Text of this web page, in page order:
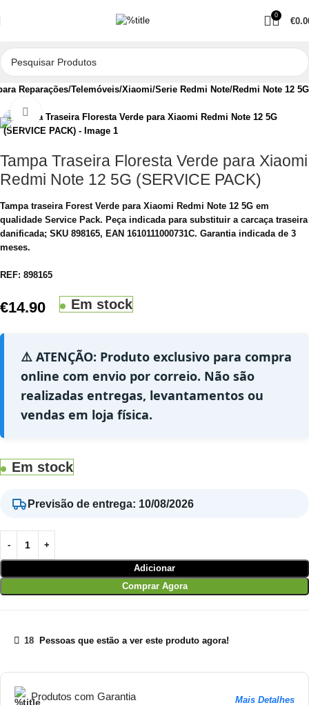
0
€
Reparações Telemóveis Xiaomi Serie Redmi Note Redmi Note 12 5G
Clique para aumentar
Tampa Traseira Floresta Verde para Xiaomi
Redmi Note 12 5G (SERVICE PACK)
Tampa traseira Forest Verde para Xiaomi Redmi Note 12 5G em
qualidade Service Pack. Peça indicada para substituir a carcaça traseira
danificada; SKU 898165, EAN 1610111000731C. Garantia indicada de 3
meses.
REF: 898165
€14.90 Em stock
⚠️ ATENÇÃO: Produto exclusivo para compra
online com envio por correio. Não são
realizadas entregas, levantamentos ou
vendas em loja física.
Em stock
Previsão de entrega: 10/08/2026
Adicionar
Comprar Agora
18 Pessoas que estão a ver este produto agora!
Produtos com Garantia Mais Detalhes